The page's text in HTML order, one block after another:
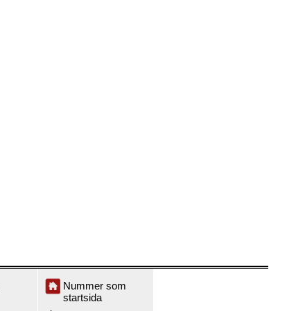
Nummer som
startsida